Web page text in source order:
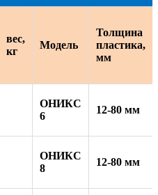
вес,
кг
Модель
Толщина
пластика,
мм
ОНИКС
6
12-80 мм
ОНИКС
8
12-80 мм